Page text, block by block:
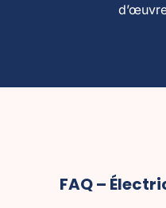
FAQ –